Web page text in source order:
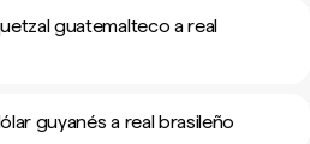
guatemalteco a real
guyanés a real brasileño